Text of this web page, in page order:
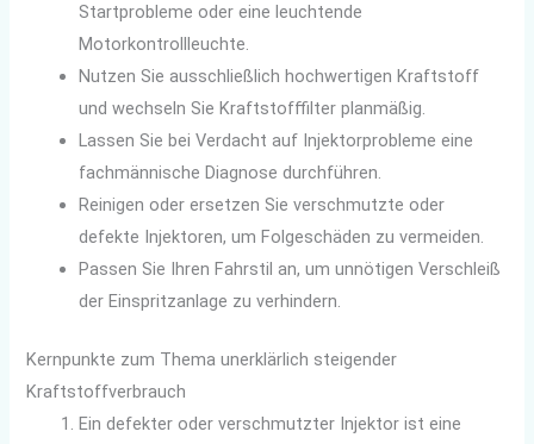
Startprobleme oder eine leuchtende
Motorkontrollleuchte.
Nutzen Sie ausschließlich hochwertigen Kraftstoff
und wechseln Sie Kraftstofffilter planmäßig.
Lassen Sie bei Verdacht auf Injektorprobleme eine
fachmännische Diagnose durchführen.
Reinigen oder ersetzen Sie verschmutzte oder
defekte Injektoren, um Folgeschäden zu vermeiden.
Passen Sie Ihren Fahrstil an, um unnötigen Verschleiß
der Einspritzanlage zu verhindern.
Kernpunkte zum Thema unerklärlich steigender
Kraftstoffverbrauch
Ein defekter oder verschmutzter Injektor ist eine